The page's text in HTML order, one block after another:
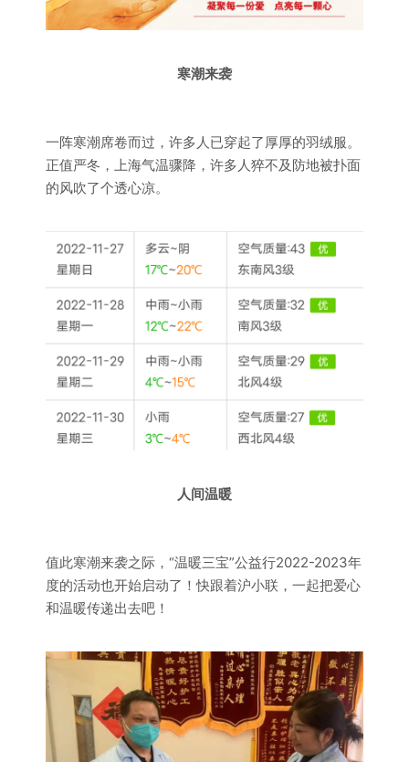
寒潮来袭
一阵寒潮席卷而过，许多人已穿起了厚厚的羽绒服。
正值严冬，上海气温骤降，许多人猝不及防地被扑面
的风吹了个透心凉。
人间温暖
值此寒潮来袭之际，“温暖三宝”公益行2022-2023年
度的活动也开始启动了！快跟着沪小联，一起把爱心
和温暖传递出去吧！